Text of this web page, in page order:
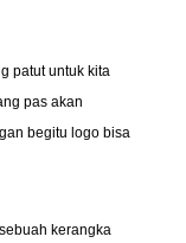
patut untuk kita
pas akan
begitu logo bisa
kerangka